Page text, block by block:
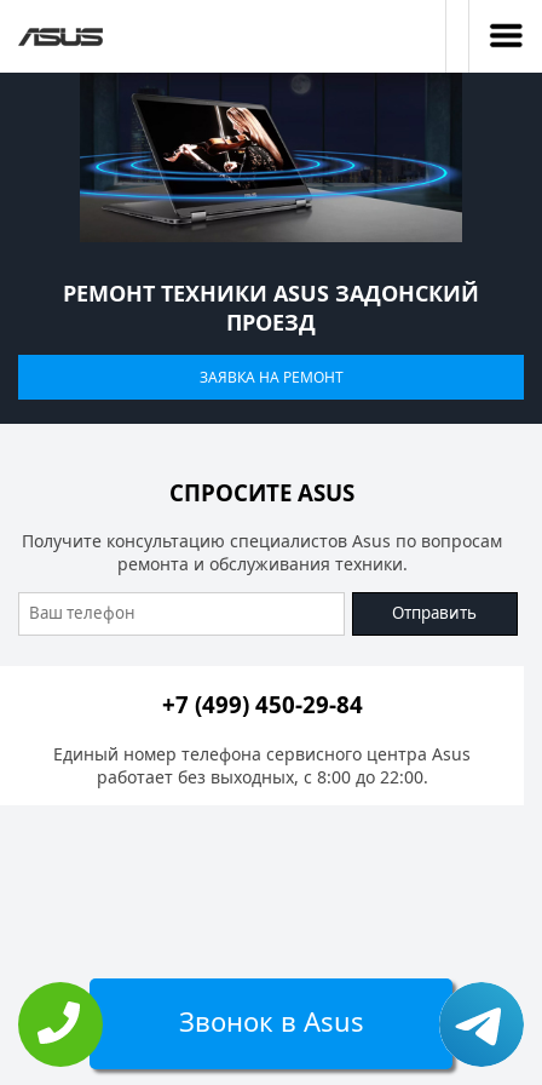
РЕМОНТ ТЕХНИКИ ASUS ЗАДОНСКИЙ
ПРОЕЗД
ЗАЯВКА НА РЕМОНТ
СПРОСИТЕ ASUS
Получите консультацию специалистов Asus по вопросам
ремонта и обслуживания техники.
Отправить
+7 (499) 450-29-84
Единый номер телефона сервисного центра Asus
работает без выходных, с 8:00 до 22:00.
Звонок в Asus